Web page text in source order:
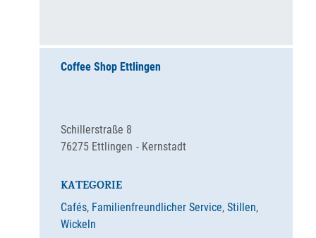
Coffee Shop Ettlingen
Kernstadt
Schillerstraße 8
76275 Ettlingen
KATEGORIE
Cafés, Familienfreundlicher Service, Stillen,
Wickeln